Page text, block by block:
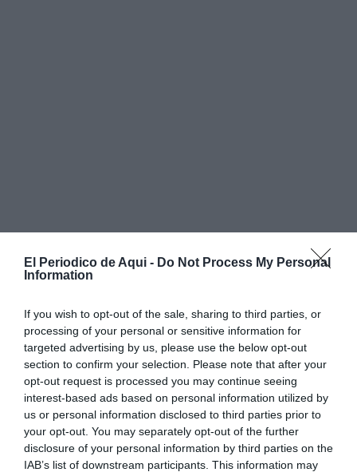
El Periodico de Aqui - Do Not Process My Personal
Information
If you wish to opt-out of the sale, sharing to third parties, or
processing of your personal or sensitive information for
targeted advertising by us, please use the below opt-out
section to confirm your selection. Please note that after your
opt-out request is processed you may continue seeing
interest-based ads based on personal information utilized by
us or personal information disclosed to third parties prior to
your opt-out. You may separately opt-out of the further
disclosure of your personal information by third parties on the
IAB’s list of downstream participants. This information may
LosBombers de la Diputació de Castellóhan